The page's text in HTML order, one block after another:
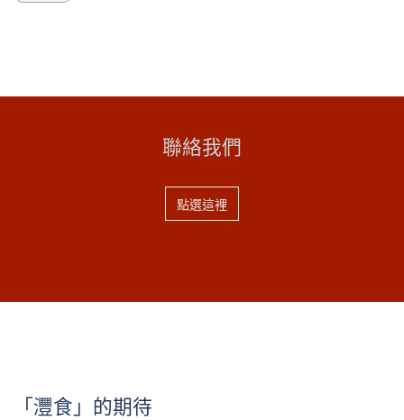
聯絡我們
點選這裡
「灃食」的期待